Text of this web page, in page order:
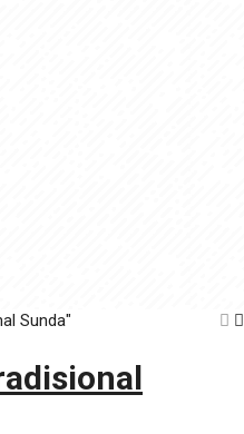
Sunda"